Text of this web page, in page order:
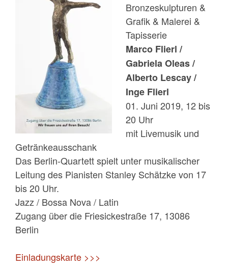
Bronzeskulpturen &
Grafik & Malerei &
Tapisserie
Marco Flierl /
Gabriela Oleas /
Alberto Lescay /
Inge Flierl
01. Juni 2019, 12 bis
20 Uhr
mit Livemusik und
Getränkeausschank
Das Berlin-Quartett spielt unter musikalischer
Leitung des Pianisten Stanley Schätzke von 17
bis 20 Uhr.
Jazz / Bossa Nova / Latin
Zugang über die Friesickestraße 17, 13086
Berlin
Einladungskarte >>>